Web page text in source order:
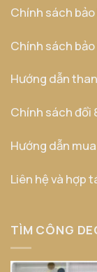
Chính sách
Chính sách
Hướng dẫn
Chính sách đổi
Hướng dẫn
Liên hệ và hợp
TÌM CÔNG